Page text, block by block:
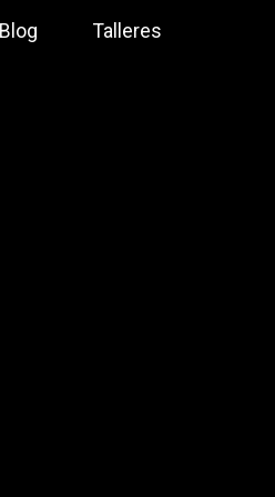
Blog Talleres